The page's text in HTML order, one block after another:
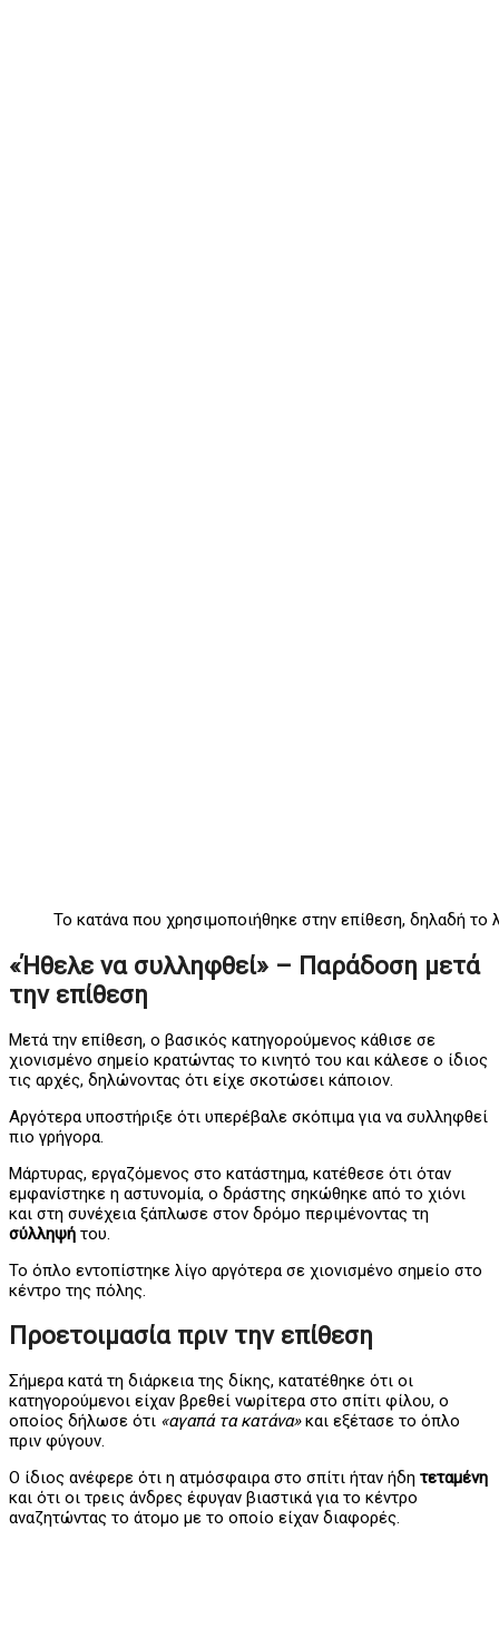
Το κατάνα που χρησιμοποιήθηκε στην επίθεση, δηλαδή
«Ήθελε να συλληφθεί» – Παράδοση μετά
την επίθεση
Μετά την επίθεση, ο βασικός κατηγορούμενος κάθισε σε
χιονισμένο σημείο κρατώντας το κινητό του και κάλεσε ο ίδιος
τις αρχές, δηλώνοντας ότι είχε σκοτώσει κάποιον.
Αργότερα υποστήριξε ότι υπερέβαλε σκόπιμα για να συλληφθεί
πιο γρήγορα.
Μάρτυρας, εργαζόμενος στο κατάστημα, κατέθεσε ότι όταν
εμφανίστηκε η αστυνομία, ο δράστης σηκώθηκε από το χιόνι
και στη συνέχεια ξάπλωσε στον δρόμο περιμένοντας τη
σύλληψή του.
Το όπλο εντοπίστηκε λίγο αργότερα σε χιονισμένο σημείο στο
κέντρο της πόλης.
Προετοιμασία πριν την επίθεση
Σήμερα κατά τη διάρκεια της δίκης, κατατέθηκε ότι οι
κατηγορούμενοι είχαν βρεθεί νωρίτερα στο σπίτι φίλου, ο
οποίος δήλωσε ότι «αγαπά τα κατάνα»και εξέτασε το όπλο
πριν φύγουν.
Ο ίδιος ανέφερε ότι η ατμόσφαιρα στο σπίτι ήταν ήδη τεταμένη
και ότι οι τρεις άνδρες έφυγαν βιαστικά για το κέντρο
αναζητώντας το άτομο με το οποίο είχαν διαφορές.